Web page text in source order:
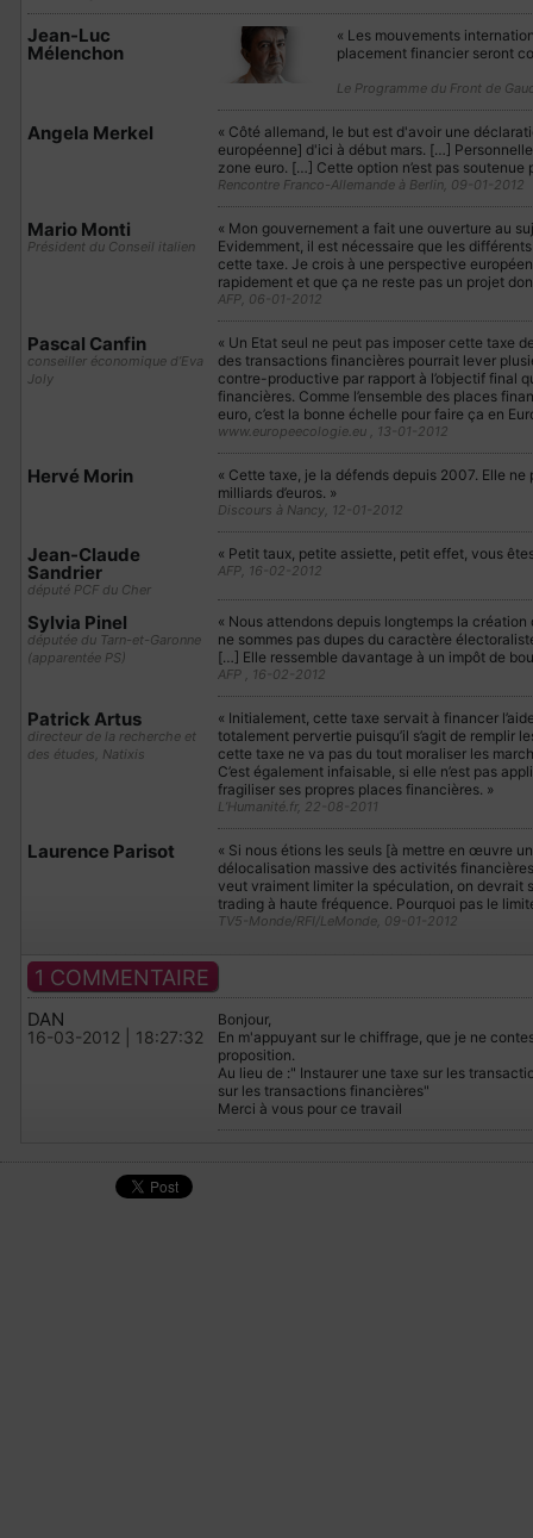
Jean-Luc
Mélenchon
« Les mouvements
placement financier seront
Le Programme du Front de
Angela Merkel
« Côté allemand, le but est d'avoir une
européenne] d'ici à début mars. […]
zone euro. […] Cette option n’est pas soutenue
Rencontre Franco-Allemande à Berlin, 09-01-2012
Mario Monti
Président du Conseil italien
« Mon gouvernement a fait une ouverture au
Evidemment, il est nécessaire que les
cette taxe. Je crois à une perspective
rapidement et que ça ne reste pas un projet
AFP, 06-01-2012
Pascal Canfin
conseiller économique d’Eva
Joly
« Un Etat seul ne peut pas imposer cette taxe
des transactions financières pourrait lever
contre-productive par rapport à l’objectif final
financières. Comme l’ensemble des places
euro, c’est la bonne échelle pour faire ça en
www.europeecologie.eu , 13-01-2012
Hervé Morin
« Cette taxe, je la défends depuis 2007. Elle
milliards d’euros. »
Discours à Nancy, 12-01-2012
Jean-Claude
Sandrier
député PCF du Cher
« Petit taux, petite assiette, petit effet, vous
AFP, 16-02-2012
Sylvia Pinel
députée du Tarn-et-Garonne
(apparentée PS)
« Nous attendons depuis longtemps la
ne sommes pas dupes du caractère
[…] Elle ressemble davantage à un impôt de
AFP , 16-02-2012
Patrick Artus
directeur de la recherche et
des études, Natixis
« Initialement, cette taxe servait à financer
totalement pervertie puisqu’il s’agit de remplir
cette taxe ne va pas du tout moraliser les
C’est également infaisable, si elle n’est pas
fragiliser ses propres places financières. »
L’Humanité.fr, 22-08-2011
Laurence Parisot
« Si nous étions les seuls [à mettre en œuvre
délocalisation massive des activités
veut vraiment limiter la spéculation, on devrait
trading à haute fréquence. Pourquoi pas le
TV5-Monde/RFI/LeMonde, 09-01-2012
1 COMMENTAIRE
DAN
16-03-2012 | 18:27:32
Bonjour,
En m'appuyant sur le chiffrage, que je ne
proposition.
Au lieu de :" Instaurer une taxe sur les
sur les transactions financières"
Merci à vous pour ce travail